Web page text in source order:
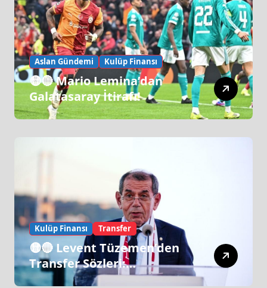
Aslan Gündemi Kulüp Finansı
🟡🔴 Mario Lemina’dan
Galatasaray İtirafı!
Kulüp Finansı Transfer
🟡🔴 Levent Tüzemen’den
Transfer Sözleri:
“Galatasaray’ın Zirve